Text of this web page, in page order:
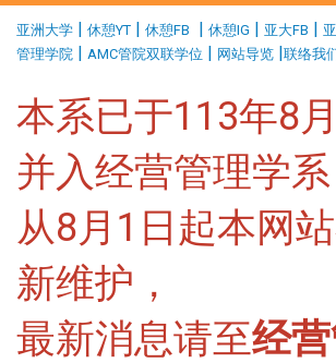
亚洲大学 | 休憩YT | 休憩FB | 休憩IG | 亚大FB |
管理学院 | AMC管院双联学位 | 网站导览 |联络我
本系已于113年8
并入经营管理学系
从8月1日起本网
新维护，
最新消息请至经